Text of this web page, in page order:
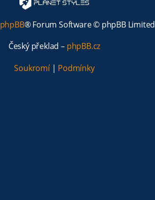
phpBB® Forum Software © phpBB Limited
Český překlad – phpBB.cz
Soukromí| Podmínky